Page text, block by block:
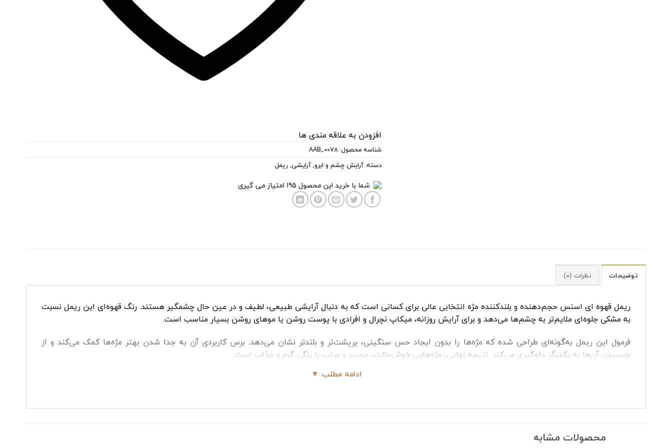
افزودن به علاقه مندی ها
شناسه محصول:AAB_0078
دسته:آرایش چشم و ابرو,آرایشی, ریمل
شما با خرید این محصول 195 امتیاز می گیری
توضیحات نظرات (0)
ریمل قهوه ای اسنس حجم‌دهنده و بلندکننده مژه انتخابی عالی برای کسانی است که به دنبال آرایشی طبیعی، لطیف و در عین حال چشمگیر هستند. رنگ قهوه‌ای این ریمل نسبت
به مشکی جلوه‌ای ملایم‌تر به چشم‌ها می‌دهد و برای آرایش روزانه، میکاپ نچرال و افرادی با پوست روشن یا موهای روشن بسیار مناسب است.
فرمول این ریمل به‌گونه‌ای طراحی شده که مژه‌ها را بدون ایجاد حس سنگینی، پرپشت‌تر و بلندتر نشان می‌دهد. برس کاربردی آن به جدا شدن بهتر مژه‌ها کمک می‌کند و از
چسبیدن آن‌ها به یکدیگر جلوگیری می‌کند. نتیجه نهایی، مژه‌هایی خوش‌حالت، حجیم و مرتب با رنگی گرم و جذاب است.
ایجاد جلوه بلندتر و خوش‌حالت‌تر
ادامه مطلب ▼
محصولات مشابه